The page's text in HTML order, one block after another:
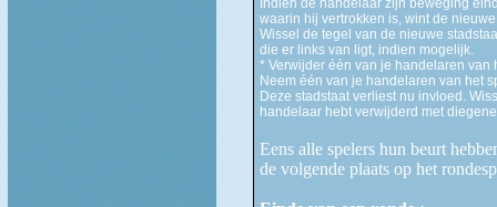
waarin hij vertrokken is, wint de
Wissel de tegel van de nieuwe
die er links van ligt, indien mogelijk.
* Verwijder één van je handelaren van
Neem één van je handelaren van het
Deze stadstaat verliest nu invloed.
handelaar hebt verwijderd met
Eens alle spelers hun beurt
de volgende plaats op het